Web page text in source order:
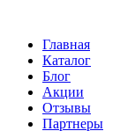
Главная
Каталог
Блог
Акции
Отзывы
Партнеры